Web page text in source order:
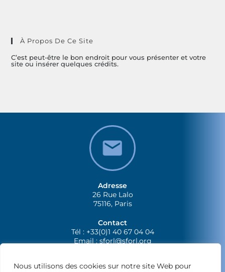
Nous utilisons des cookies sur notre site Web pour
À Propos De Ce Site
C’est peut-être le bon endroit pour vous présenter et votre
site ou insérer quelques crédits.
Adresse
26 Rue Lalo
75116, Paris
Contact
Tél : +33(0)1 40 67 04 04
Email :sforl@sforl.org